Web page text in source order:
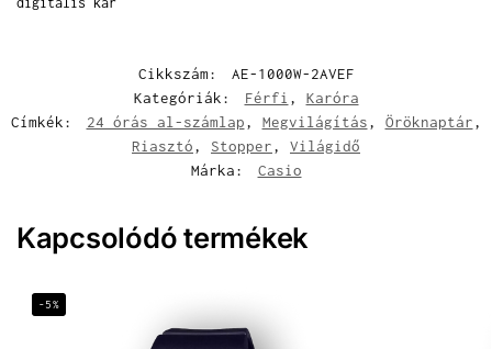
Cikkszám:
AE-1000W-2AVEF
Kategóriák:
Férfi , Karóra
Címkék:
24 órás al-számlap, Megvilágítás, Öröknaptár,
Riasztó, Stopper, Világidő
Márka:
Casio
Kapcsolódó termékek
-5%